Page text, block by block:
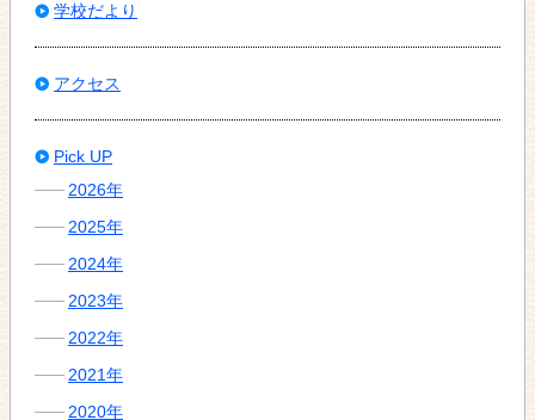
学校だより
アクセス
Pick UP
2026年
2025年
2024年
2023年
2022年
2021年
2020年